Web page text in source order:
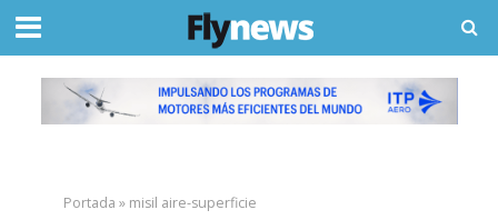
Portada » misil aire-superficie